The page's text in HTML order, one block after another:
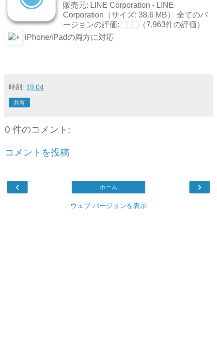
販売元: LINE Corporation - LINE
Corporation（サイズ: 38.6 MB） 全てのバ
ージョンの評価:
（7,963件の評価）
iPhone/iPadの両方に対応
時刻: 19:04
共有
0 件のコメント:
コメントを投稿
‹ ›
ホーム
ウェブ バージョンを表示